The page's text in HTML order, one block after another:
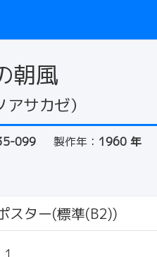
朝風
アサカゼ）
099 製作年： 1960 年
スター(標準(B2))
1